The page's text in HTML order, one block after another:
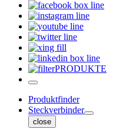
PRODUKTE
Produktfinder
Steckverbinder
close